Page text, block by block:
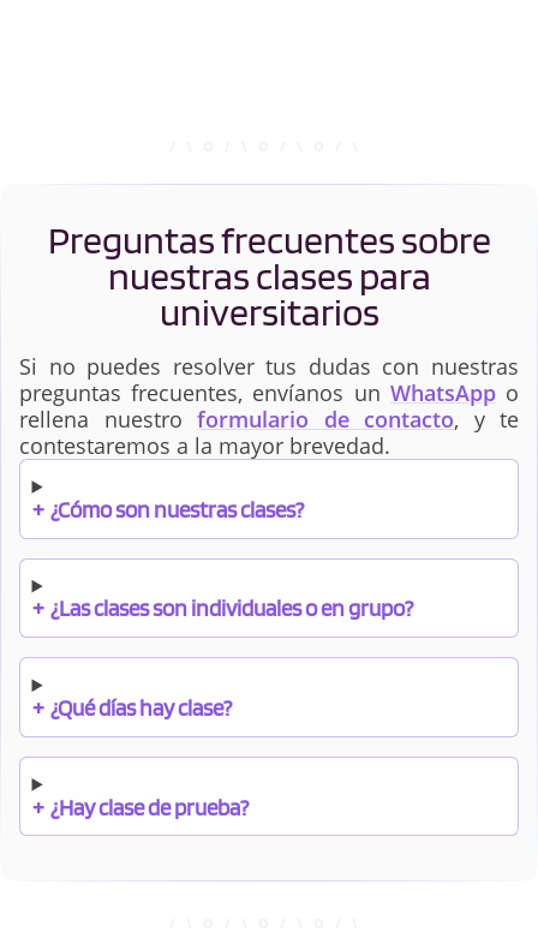
Preguntas frecuentes sobre
nuestras clases para
universitarios
Si no puedes resolver tus dudas con nuestras
preguntas frecuentes, envíanos un WhatsAppo
rellena nuestro formulario de contacto, y te
contestaremos a la mayor brevedad.
+ ¿Cómo son nuestras clases?
+ ¿Las clases son individuales o en grupo?
+ ¿Qué días hay clase?
+ ¿Hay clase de prueba?